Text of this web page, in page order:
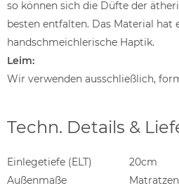
so können sich die Düfte der
besten entfalten. Das Material hat
handschmeichlerische Haptik.
Leim:
Wir verwenden ausschließlich,
Techn. Details &
Einlegetiefe (ELT)
20cm
Außenmaße